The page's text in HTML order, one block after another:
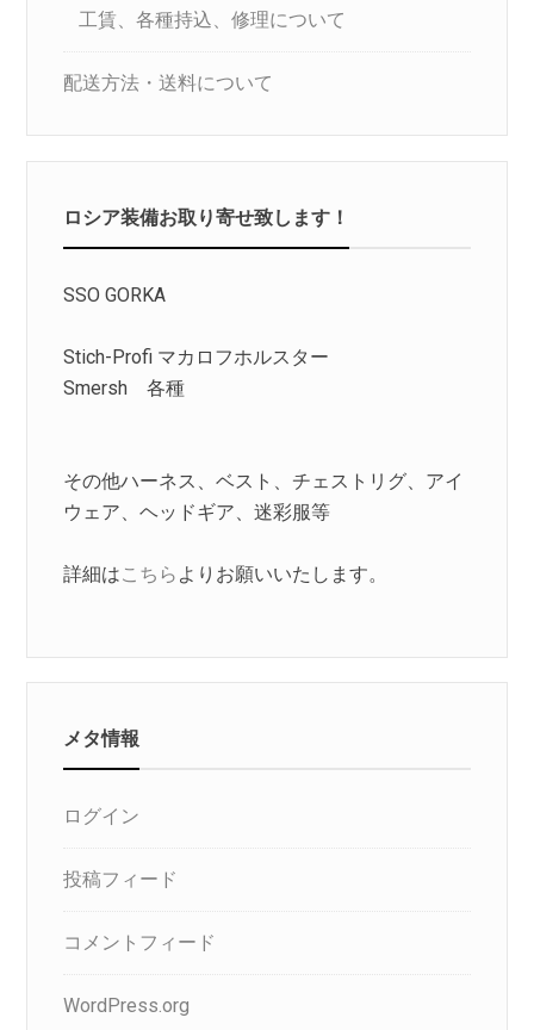
工賃、各種持込、修理について
配送方法・送料について
ロシア装備お取り寄せ致します！
SSO GORKA
Stich-Profi マカロフホルスター
Smersh 各種
その他ハーネス、ベスト、チェストリグ、アイ
ウェア、ヘッドギア、迷彩服等
詳細はこちら よりお願いいたします。
メタ情報
ログイン
投稿フィード
コメントフィード
WordPress.org